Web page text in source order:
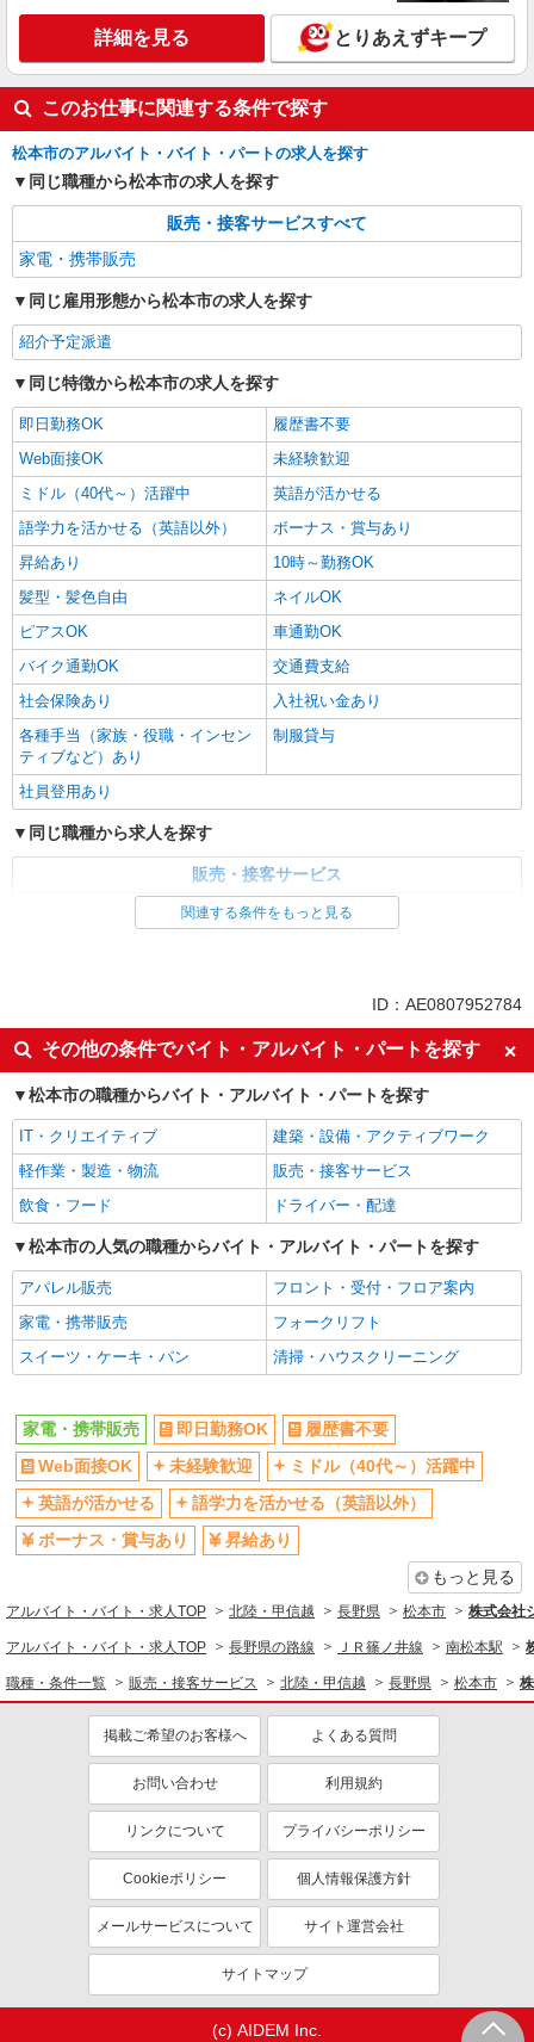
詳細を見る とりあえずキープ
このお仕事に関連する条件で探す
松本市のアルバイト・バイト・パートの求人を探す
同じ職種から松本市の求人を探す
販売・接客サービスすべて
家電・携帯販売
同じ雇用形態から松本市の求人を探す
紹介予定派遣
同じ特徴から松本市の求人を探す
即日勤務OK
履歴書不要
Web面接OK
未経験歓迎
ミドル（40代～）活躍中
英語が活かせる
語学力を活かせる（英語以外）
ボーナス・賞与あり
昇給あり
10時～勤務OK
髪型・髪色自由
ネイルOK
ピアスOK
車通勤OK
バイク通勤OK
交通費支給
社会保険あり
入社祝い金あり
各種手当（家族・役職・インセン
ティブなど）あり
制服貸与
社員登用あり
同じ職種から求人を探す
販売・接客サービス
英語が活かせる
ボーナス・賞与あり
車通勤OK
交通費支給
社会保険あり
社員登用あり
関連する条件をもっと見る
ID：AE0807952784
その他の条件でバイト・アルバイト・パートを探す
松本市の職種からバイト・アルバイト・パートを探す
IT・クリエイティブ
建築・設備・アクティブワーク
軽作業・製造・物流
販売・接客サービス
飲食・フード
ドライバー・配達
松本市の人気の職種からバイト・アルバイト・パートを探す
アパレル販売
フロント・受付・フロア案内
家電・携帯販売
フォークリフト
スイーツ・ケーキ・パン
清掃・ハウスクリーニング
家電・携帯販売 即日勤務OK
履歴書不要
Web面接OK
未経験歓迎
ミドル（40代～）活躍中
英語が活かせる
語学力を活かせる（英語以外）
ボーナス・賞与あり
昇給あり
もっと見る
アルバイト・バイト・求人TOP 北陸・甲信越 長野県 松本市 株式会社
アルバイト・バイト・求人TOP 長野県の路線 ＪＲ篠ノ井線 南松本駅
職種・条件一覧 販売・接客サービス 北陸・甲信越 長野県 松本市
掲載ご希望のお客様へ よくある質問
お問い合わせ 利用規約
リンクについて プライバシーポリシー
Cookieポリシー 個人情報保護方針
メールサービスについて サイト運営会社
サイトマップ
(c) AIDEM Inc.